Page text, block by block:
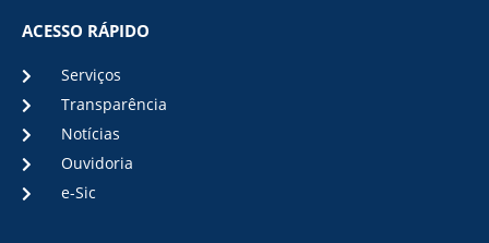
ACESSO RÁPIDO
Serviços
Transparência
Notícias
Ouvidoria
e-Sic